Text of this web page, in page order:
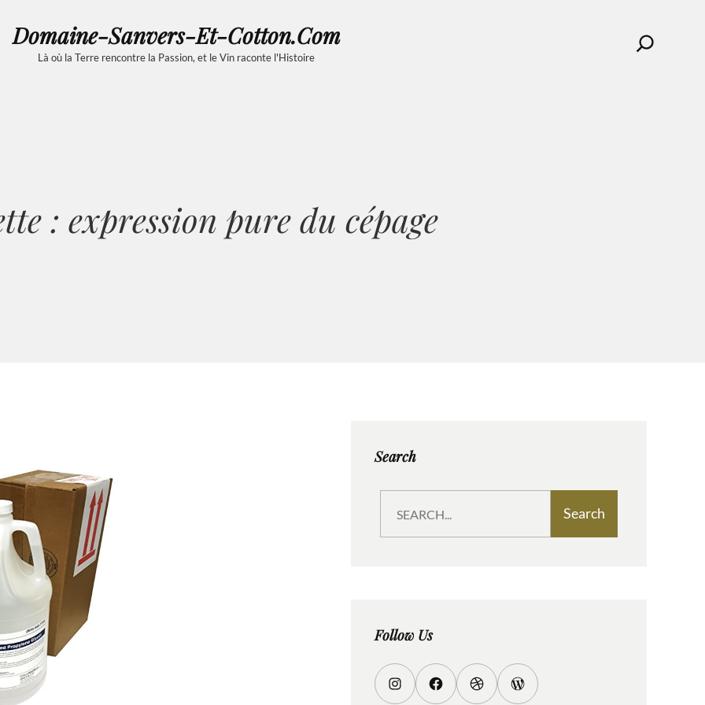
Domaine-Sanvers-Et-Cotton.com
Là où la Terre rencontre la Passion, et le Vin raconte l'Histoire
Search
: expression pure du cépage
Search
a
Search
Follow Us
I
F
D
W